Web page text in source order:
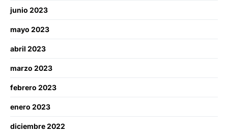
junio 2023
mayo 2023
abril 2023
marzo 2023
febrero 2023
enero 2023
diciembre 2022